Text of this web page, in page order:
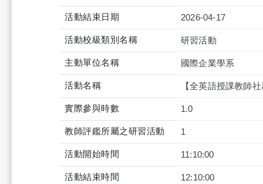
活動結束日期 2026-04-17
活動校級類別名稱 研習活動
主動單位名稱 國際企業學系
活動名稱 【全英語授課教師
實際參與時數 1.0
教師評鑑所屬之研習活動 1
活動開始時間 11:10:00
活動結束時間 12:10:00